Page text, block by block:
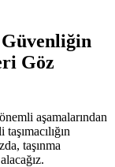
Güvenliğin
Göz
aşamalarından
taşınma